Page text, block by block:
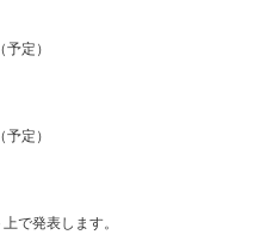
定）
定）
で発表します。